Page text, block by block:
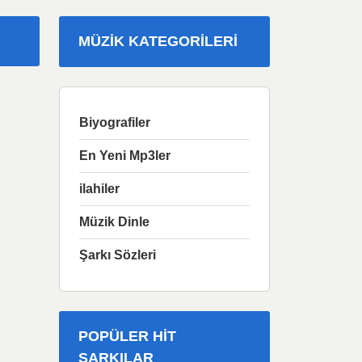
MÜZIK KATEGORILERI
Biyografiler
En Yeni Mp3ler
ilahiler
Müzik Dinle
Şarkı Sözleri
POPÜLER HIT
ŞARKILAR